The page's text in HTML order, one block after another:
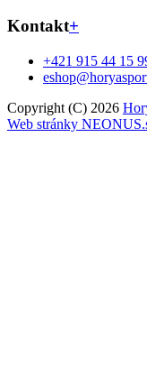
Kontakt+
+421 915 44 15
Copyright (C) 2026
Web stránky